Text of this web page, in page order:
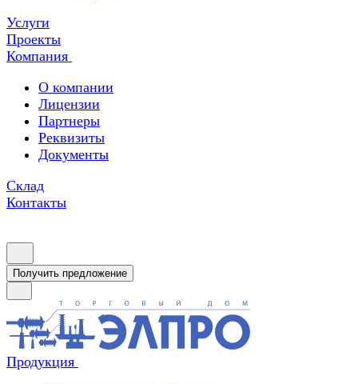
Услуги
Проекты
Компания
О компании
Лицензии
Партнеры
Реквизиты
Документы
Склад
Контакты
Получить предложение
Продукция